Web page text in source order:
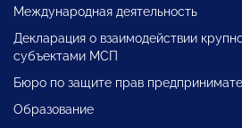
Международная деятельность
Декларация о взаимодействии
субъектами МСП
Бюро по защите прав
Образование